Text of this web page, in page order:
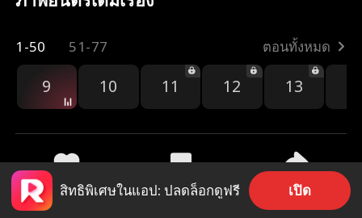
1-50 51-77 ตอนทั้งหมด
9 10 11 12 13
177 26.7k แชร์
สิทธิพิเศษในแอป: ปลดล็อกดูฟรี เปิด